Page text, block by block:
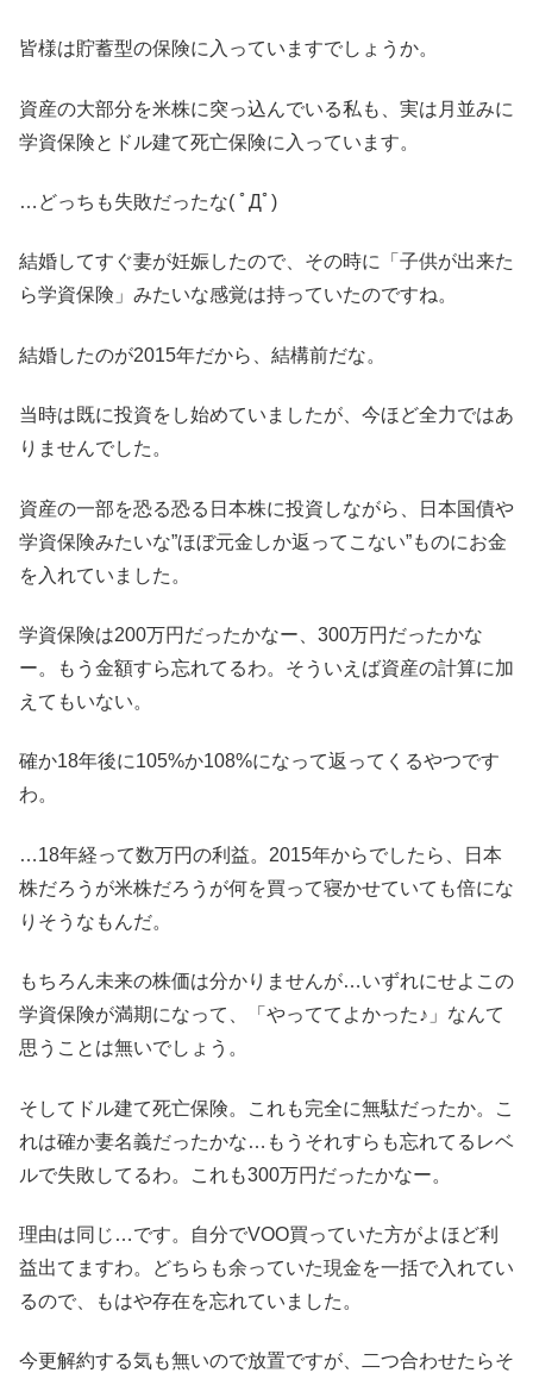
皆様は貯蓄型の保険に入っていますでしょうか。
資産の大部分を米株に突っ込んでいる私も、実は月並みに
学資保険とドル建て死亡保険に入っています。
…どっちも失敗だったな( ﾟДﾟ)
結婚してすぐ妻が妊娠したので、その時に「子供が出来た
ら学資保険」みたいな感覚は持っていたのですね。
結婚したのが2015年だから、結構前だな。
当時は既に投資をし始めていましたが、今ほど全力ではあ
りませんでした。
資産の一部を恐る恐る日本株に投資しながら、日本国債や
学資保険みたいな”ほぼ元金しか返ってこない”ものにお金
を入れていました。
学資保険は200万円だったかなー、300万円だったかな
ー。もう金額すら忘れてるわ。そういえば資産の計算に加
えてもいない。
確か18年後に105%か108%になって返ってくるやつです
わ。
…18年経って数万円の利益。2015年からでしたら、日本
株だろうが米株だろうが何を買って寝かせていても倍にな
りそうなもんだ。
もちろん未来の株価は分かりませんが…いずれにせよこの
学資保険が満期になって、「やっててよかった♪」なんて
思うことは無いでしょう。
そしてドル建て死亡保険。これも完全に無駄だったか。こ
れは確か妻名義だったかな…もうそれすらも忘れてるレベ
ルで失敗してるわ。これも300万円だったかなー。
理由は同じ…です。自分でVOO買っていた方がよほど利
益出てますわ。どちらも余っていた現金を一括で入れてい
るので、もはや存在を忘れていました。
今更解約する気も無いので放置ですが、二つ合わせたらそ